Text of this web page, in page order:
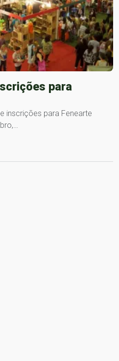
para
inscrições para Fenearte